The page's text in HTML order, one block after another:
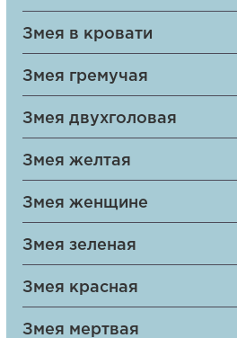
Змея в кровати
Змея гремучая
Змея двухголовая
Змея желтая
Змея женщине
Змея зеленая
Змея красная
Змея мертвая